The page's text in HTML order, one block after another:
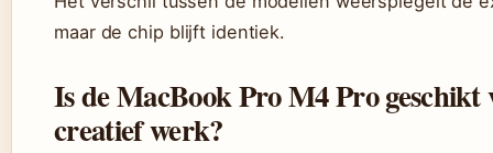
maar de chip blijft identiek.
Is de MacBook Pro M4 Pro geschikt
creatief werk?